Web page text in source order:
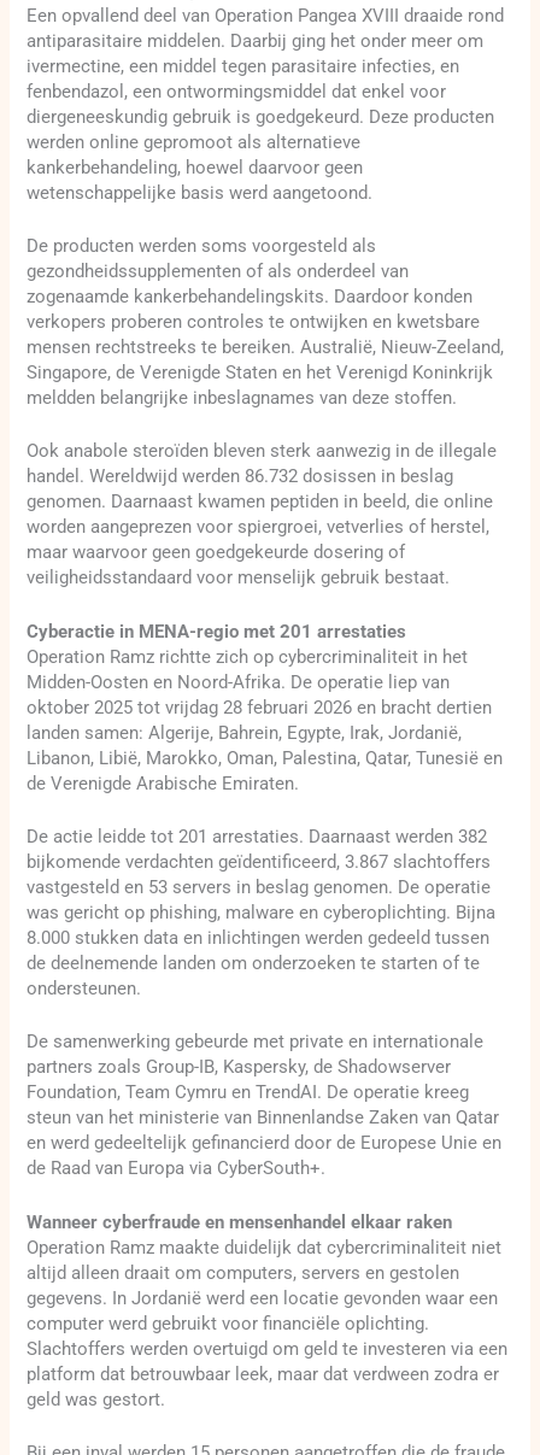
Een opvallend deel van Operation Pangea XVIII draaide rond
antiparasitaire middelen. Daarbij ging het onder meer om
ivermectine, een middel tegen parasitaire infecties, en
fenbendazol, een ontwormingsmiddel dat enkel voor
diergeneeskundig gebruik is goedgekeurd. Deze producten
werden online gepromoot als alternatieve
kankerbehandeling, hoewel daarvoor geen
wetenschappelijke basis werd aangetoond.
De producten werden soms voorgesteld als
gezondheidssupplementen of als onderdeel van
zogenaamde kankerbehandelingskits. Daardoor konden
verkopers proberen controles te ontwijken en kwetsbare
mensen rechtstreeks te bereiken. Australië, Nieuw-Zeeland,
Singapore, de Verenigde Staten en het Verenigd Koninkrijk
meldden belangrijke inbeslagnames van deze stoffen.
Ook anabole steroïden bleven sterk aanwezig in de illegale
handel. Wereldwijd werden 86.732 dosissen in beslag
genomen. Daarnaast kwamen peptiden in beeld, die online
worden aangeprezen voor spiergroei, vetverlies of herstel,
maar waarvoor geen goedgekeurde dosering of
veiligheidsstandaard voor menselijk gebruik bestaat.
Cyberactie in MENA-regio met 201 arrestaties
Operation Ramz richtte zich op cybercriminaliteit in het
Midden-Oosten en Noord-Afrika. De operatie liep van
oktober 2025 tot vrijdag 28 februari 2026 en bracht dertien
landen samen: Algerije, Bahrein, Egypte, Irak, Jordanië,
Libanon, Libië, Marokko, Oman, Palestina, Qatar, Tunesië en
de Verenigde Arabische Emiraten.
De actie leidde tot 201 arrestaties. Daarnaast werden 382
bijkomende verdachten geïdentificeerd, 3.867 slachtoffers
vastgesteld en 53 servers in beslag genomen. De operatie
was gericht op phishing, malware en cyberoplichting. Bijna
8.000 stukken data en inlichtingen werden gedeeld tussen
de deelnemende landen om onderzoeken te starten of te
ondersteunen.
De samenwerking gebeurde met private en internationale
partners zoals Group-IB, Kaspersky, de Shadowserver
Foundation, Team Cymru en TrendAI. De operatie kreeg
steun van het ministerie van Binnenlandse Zaken van Qatar
en werd gedeeltelijk gefinancierd door de Europese Unie en
de Raad van Europa via CyberSouth+.
Wanneer cyberfraude en mensenhandel elkaar raken
Operation Ramz maakte duidelijk dat cybercriminaliteit niet
altijd alleen draait om computers, servers en gestolen
gegevens. In Jordanië werd een locatie gevonden waar een
computer werd gebruikt voor financiële oplichting.
Slachtoffers werden overtuigd om geld te investeren via een
platform dat betrouwbaar leek, maar dat verdween zodra er
geld was gestort.